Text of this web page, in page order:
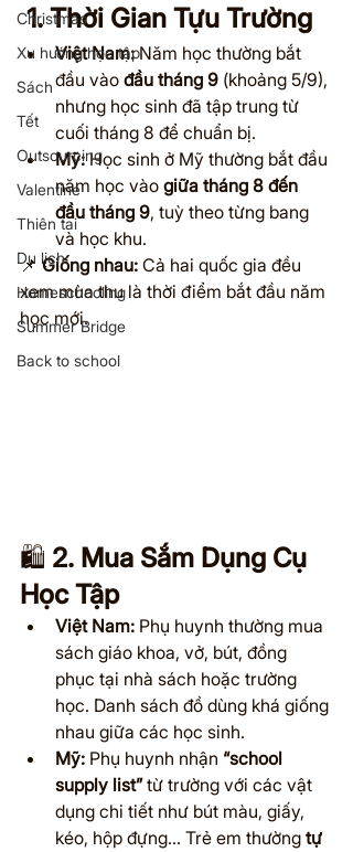
Christmas
Xu hướng học tập
Sách
Tết
Outsourcing
Valentine
Thiên tai
Du lịch
Homeschooling
Summer Bridge
Back to school
1. Thời Gian Tựu Trường
Việt Nam: Năm học thường bắt
đầu vào đầu tháng 9 (khoảng 5/9),
nhưng học sinh đã tập trung từ
cuối tháng 8 để chuẩn bị.
Mỹ: Học sinh ở Mỹ thường bắt đầu
năm học vào giữa tháng 8 đến
đầu tháng 9, tuỳ theo từng bang
và học khu.
📌 Giống nhau: Cả hai quốc gia đều
xem mùa thu là thời điểm bắt đầu năm
học mới.
🛍️ 2. Mua Sắm Dụng Cụ
Học Tập
Việt Nam: Phụ huynh thường mua
sách giáo khoa, vở, bút, đồng
phục tại nhà sách hoặc trường
học. Danh sách đồ dùng khá giống
nhau giữa các học sinh.
Mỹ: Phụ huynh nhận “school
supply list” từ trường với các vật
dụng chi tiết như bút màu, giấy,
kéo, hộp đựng… Trẻ em thường tự